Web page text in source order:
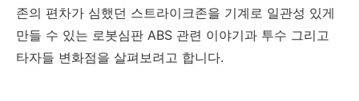
존의 편차가 심했던 스트라이크존을 기계로 일관성 있게
만들 수 있는 로봇심판 ABS 관련 이야기과 투수 그리고
타자들 변화점을 살펴보려고 합니다.